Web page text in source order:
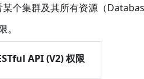
个集群及其所有资源（
API (V2) 权限